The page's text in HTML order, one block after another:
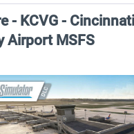
- KCVG -
Airport MSFS